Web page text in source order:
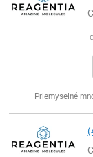
Priemyselné